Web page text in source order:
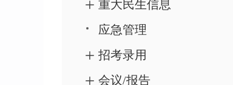
重大民生信息
应急管理
招考录用
会议/报告